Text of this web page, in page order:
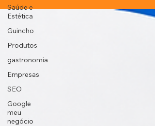
Saúde e
Estética
Guincho
Produtos
gastronomia
Empresas
SEO
Google
meu
negócio
especializada em refrigeração e consertos.